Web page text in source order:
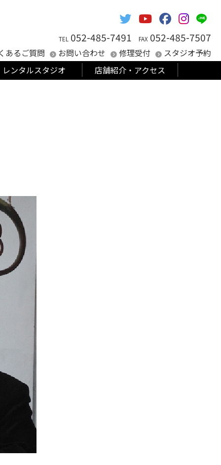
TEL 052-485-7491 FAX 052-485-7507
あるご質問 お問い合わせ 修理受付
スタジオ予約
レンタルスタジオ 店舗紹介・アクセス